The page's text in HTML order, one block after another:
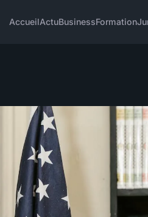
AccueilActuBusinessFormation